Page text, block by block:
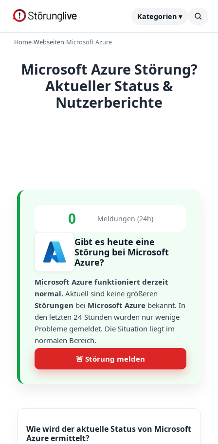
Kategorien ▾
Home›Webseiten›Microsoft Azure
Microsoft Azure Störung?
Aktueller Status &
Nutzerberichte
0 Meldungen (24h)
Gibt es heute eine
Störung bei Microsoft
Azure?
Microsoft Azure funktioniert derzeit
normal. Aktuell sind keine größeren
Störungen bei Microsoft Azure bekannt. In
den letzten 24 Stunden wurden nur wenige
Probleme gemeldet. Die Situation liegt im
normalen Bereich.
🚨 Störung melden
Wie wird der aktuelle Status von Microsoft
Azure ermittelt?